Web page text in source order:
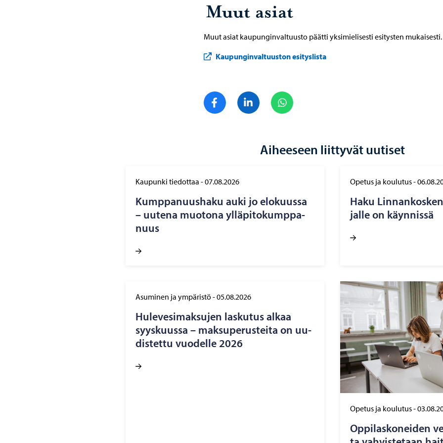
Muut asiat
Muut asiat kaupunginvaltuusto päätti yksimielisesti esitysten mukaisesti.
Kaupunginvaltuuston esityslista
Jaa FacebookJaa LinkedIn
Aiheeseen liittyvät uutiset
Kaupunki tiedottaa -07.08.2026
Kump­pa­nuus­ha­ku auki jo elo­kuus­sa
– uu­te­na muo­to­na yl­lä­pi­to­kump­pa­
nuus
Opetus ja koulutus-
Haku
jal­le on käyn­nis­sä
Asuminen ja ympäristö-05.08.2026
Hu­le­ve­si­mak­su­jen las­ku­tus alkaa
syys­kuus­sa – mak­su­pe­rus­tei­ta on uu­
dis­tet­tu vuo­del­le 2026
Opetus ja koulutus-
Op­pi­las­ko­nei­den